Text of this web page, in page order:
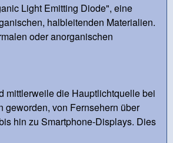
Light Emitting Diode", eine
halbleitenden Materialien.
oder anorganischen
mittlerweile die Hauptlichtquelle bei
geworden, von Fernsehern über
hin zu Smartphone-Displays. Dies